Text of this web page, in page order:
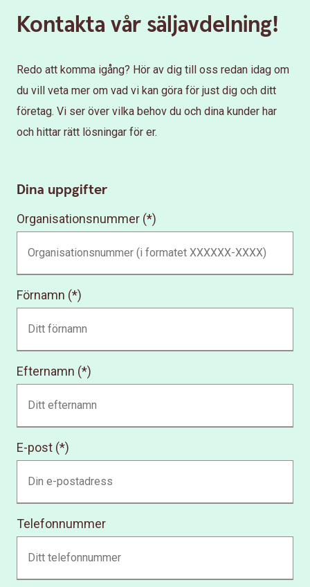
Kontakta vår säljavdelning!
Redo att komma igång? Hör av dig till oss redan idag om
du vill veta mer om vad vi kan göra för just dig och ditt
företag. Vi ser över vilka behov du och dina kunder har
och hittar rätt lösningar för er.
Dina uppgifter
Organisationsnummer
Förnamn
Efternamn
E-post
Telefonnummer